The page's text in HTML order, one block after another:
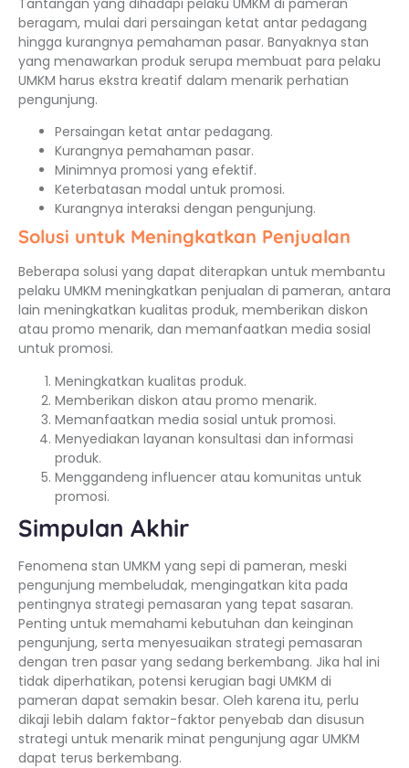
beragam, mulai dari persaingan ketat antar pedagang
hingga kurangnya pemahaman pasar. Banyaknya stan
yang menawarkan produk serupa membuat para pelaku
UMKM harus ekstra kreatif dalam menarik perhatian
pengunjung.
Persaingan ketat antar pedagang.
Kurangnya pemahaman pasar.
Minimnya promosi yang efektif.
Keterbatasan modal untuk promosi.
Kurangnya interaksi dengan pengunjung.
Solusi untuk Meningkatkan Penjualan
Beberapa solusi yang dapat diterapkan untuk membantu
pelaku UMKM meningkatkan penjualan di pameran, antara
lain meningkatkan kualitas produk, memberikan diskon
atau promo menarik, dan memanfaatkan media sosial
untuk promosi.
Meningkatkan kualitas produk.
Memberikan diskon atau promo menarik.
Memanfaatkan media sosial untuk promosi.
Menyediakan layanan konsultasi dan informasi
produk.
Menggandeng influencer atau komunitas untuk
promosi.
Simpulan Akhir
Fenomena stan UMKM yang sepi di pameran, meski
pengunjung membeludak, mengingatkan kita pada
pentingnya strategi pemasaran yang tepat sasaran.
Penting untuk memahami kebutuhan dan keinginan
pengunjung, serta menyesuaikan strategi pemasaran
dengan tren pasar yang sedang berkembang. Jika hal ini
tidak diperhatikan, potensi kerugian bagi UMKM di
pameran dapat semakin besar. Oleh karena itu, perlu
dikaji lebih dalam faktor-faktor penyebab dan disusun
strategi untuk menarik minat pengunjung agar UMKM
dapat terus berkembang.